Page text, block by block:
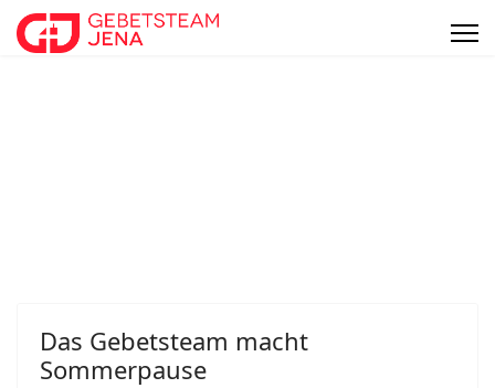
Das Gebetsteam macht
Sommerpause